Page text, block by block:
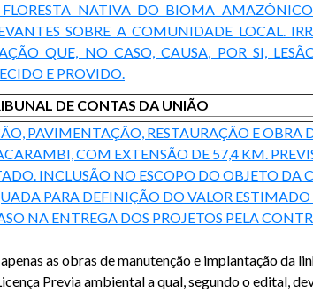
NATIVA DO BIOMA
SOBRE A COMUNIDADE LOCAL.
QUE, NO CASO, CAUSA, POR SI,
E PROVIDO.
DE CONTAS DA UNIÃO
PAVIMENTAÇÃO, RESTAURAÇÃO E OBRA
COM EXTENSÃO DE 57,4 KM.
INCLUSÃO NO ESCOPO DO OBJETO DA
PARA DEFINIÇÃO DO VALOR
NA ENTREGA DOS PROJETOS PELA
as obras de manutenção e implantação da
Previa ambiental a qual, segundo o edital,